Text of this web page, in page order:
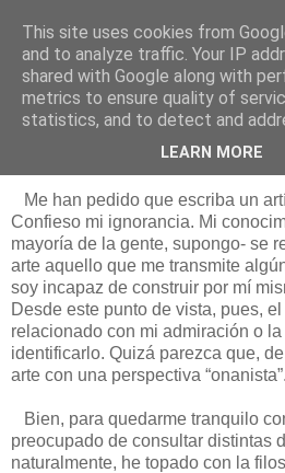
Está de pinga
6/2/17
Teorizando sobre el
Me han pedido que escriba un
Confieso mi ignorancia. Mi
mayoría de la gente, supongo- se
arte aquello que me transmite
soy incapaz de construir por mí
Desde este punto de vista, pues,
relacionado con mi admiración o
identificarlo. Quizá parezca que,
arte con una perspectiva “onanista”.
Bien, para quedarme tranquilo
preocupado de consultar distintas
naturalmente, he topado con la
This site uses cookies from
and to analyze traffic. Your IP
shared with Google along with
metrics to ensure quality of
statistics, and to detect and
LEARN MORE